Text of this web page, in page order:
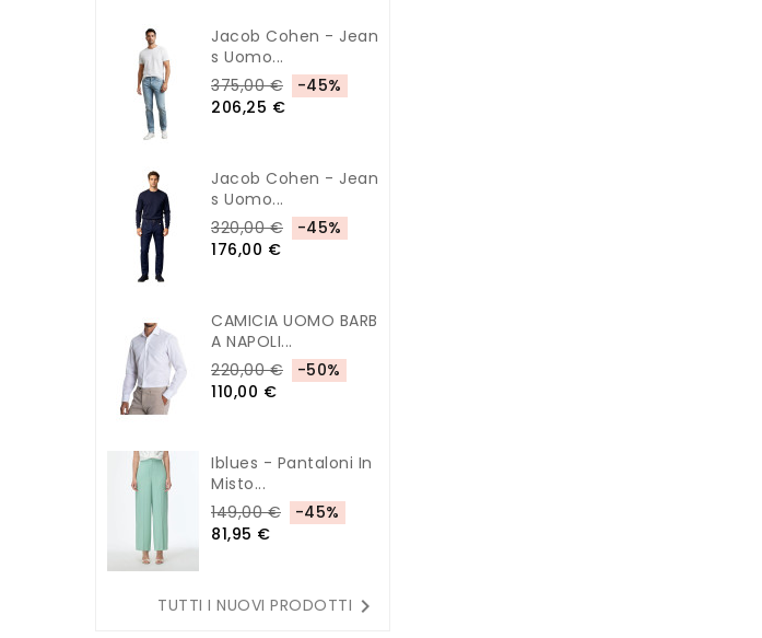
Jacob Cohen - Jean
S Uomo...
375,00 €
-45%
206,25 €
Jacob Cohen - Jean
S Uomo...
320,00 €
-45%
176,00 €
CAMICIA UOMO BARB
A NAPOLI...
220,00 €
-50%
110,00 €
Iblues - Pantaloni In
Misto...
149,00 €
-45%
81,95 €
TUTTI I NUOVI PRODOTTI 